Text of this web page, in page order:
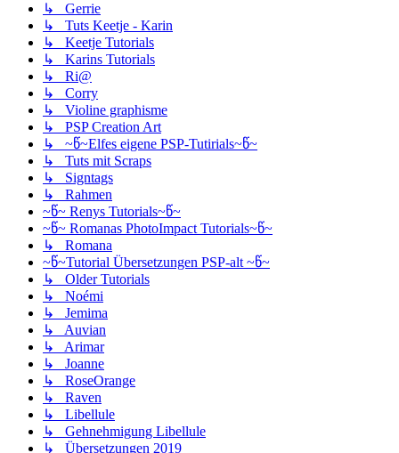
↳ Gerrie
↳ Tuts Keetje - Karin
↳ Keetje Tutorials
↳ Karins Tutorials
↳ Ri@
↳ Corry
↳ Violine graphisme
↳ PSP Creation Art
↳ ~წ~Elfes eigene PSP-Tutirials~წ~
↳ Tuts mit Scraps
↳ Signtags
↳ Rahmen
~წ~ Renys Tutorials~წ~
~წ~ Romanas PhotoImpact Tutorials~წ~
↳ Romana
~წ~Tutorial Übersetzungen PSP-alt ~წ~
↳ Older Tutorials
↳ Noémi
↳ Jemima
↳ Auvian
↳ Arimar
↳ Joanne
↳ RoseOrange
↳ Raven
↳ Libellule
↳ Gehnehmigung Libellule
↳ Übersetzungen 2019